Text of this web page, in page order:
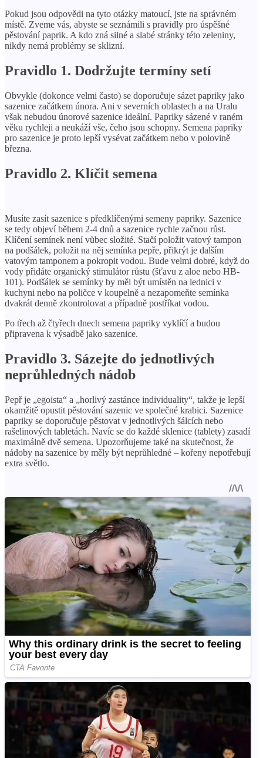
Pokud jsou odpovědi na tyto otázky matoucí, jste na správném
místě. Zveme vás, abyste se seznámili s pravidly pro úspěšné
pěstování paprik. A kdo zná silné a slabé stránky této zeleniny,
nikdy nemá problémy se sklizní.
Pravidlo 1. Dodržujte termíny setí
Obvykle (dokonce velmi často) se doporučuje sázet papriky jako
sazenice začátkem února. Ani v severních oblastech a na Uralu
však nebudou únorové sazenice ideální. Papriky sázené v raném
věku rychleji a neukáží vše, čeho jsou schopny. Semena papriky
pro sazenice je proto lepší vysévat začátkem nebo v polovině
března.
Pravidlo 2. Klíčit semena
Musíte zasít sazenice s předklíčenými semeny papriky. Sazenice
se tedy objeví během 2-4 dnů a sazenice rychle začnou růst.
Klíčení semínek není vůbec složité. Stačí položit vatový tampon
na podšálek, položit na něj semínka pepře, přikrýt je dalším
vatovým tamponem a pokropit vodou. Bude velmi dobré, když do
vody přidáte organický stimulátor růstu (šťavu z aloe nebo HB-
101). Podšálek se semínky by měl být umístěn na lednici v
kuchyni nebo na poličce v koupelně a nezapomeňte semínka
dvakrát denně zkontrolovat a případně postříkat vodou.
Po třech až čtyřech dnech semena papriky vyklíčí a budou
připravena k výsadbě jako sazenice.
Pravidlo 3. Sázejte do jednotlivých
neprůhledných nádob
Pepř je „egoista“ a „horlivý zastánce individuality“, takže je lepší
okamžitě opustit pěstování sazenic ve společné krabici. Sazenice
papriky se doporučuje pěstovat v jednotlivých šálcích nebo
rašelinových tabletách. Navíc se do každé sklenice (tablety) zasadí
maximálně dvě semena. Upozorňujeme také na skutečnost, že
nádoby na sazenice by měly být neprůhledné – kořeny nepotřebují
extra světlo.